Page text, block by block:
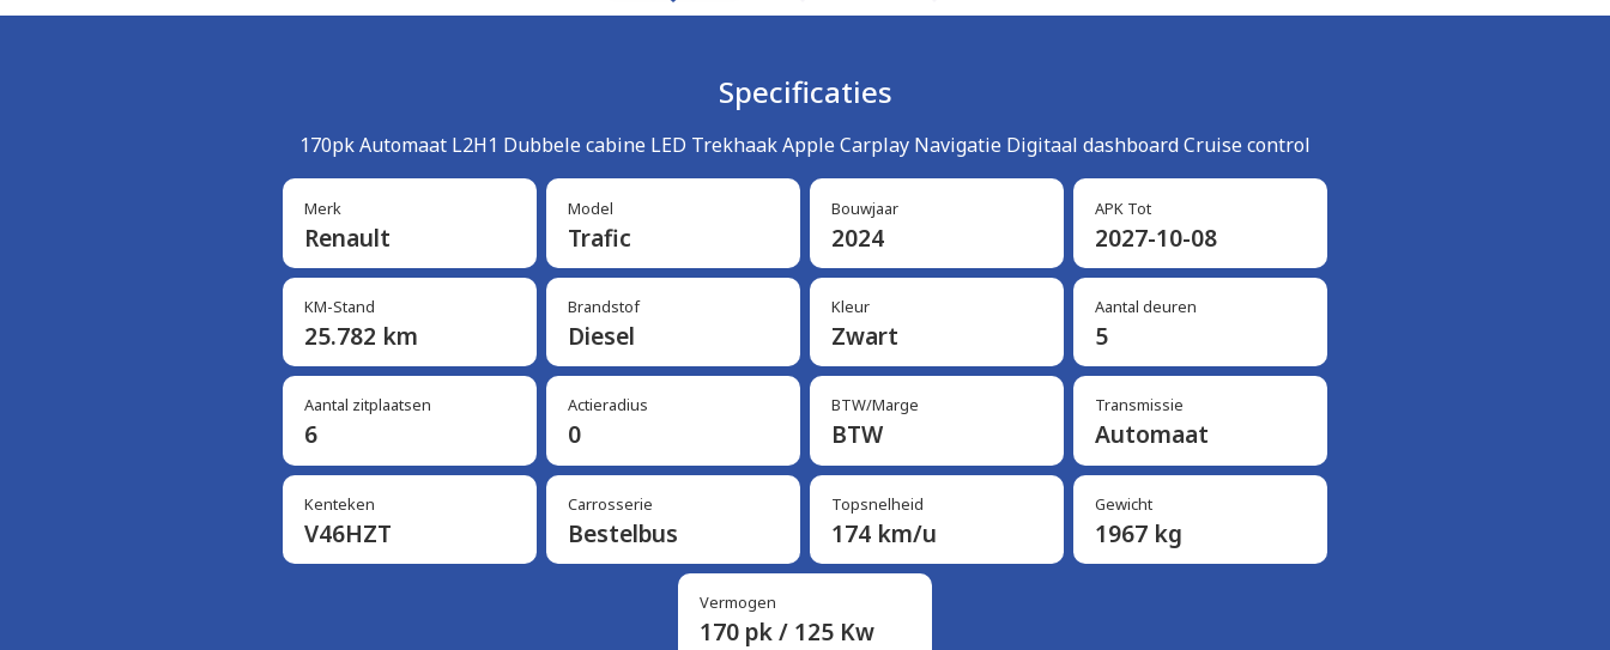
Specificaties
170pk Automaat L2H1 Dubbele cabine LED Trekhaak Apple Carplay Navigatie Digitaal dashboard Cruise control
Merk
Renault
Model
Trafic
Bouwjaar
2024
APK Tot
2027-10-08
KM-Stand
25.782 km
Brandstof
Diesel
Kleur
Zwart
Aantal deuren
5
Aantal zitplaatsen
6
Actieradius
0
BTW/Marge
BTW
Transmissie
Automaat
Kenteken
V46HZT
Carrosserie
Bestelbus
Topsnelheid
174 km/u
Gewicht
1967 kg
Vermogen
170 pk / 125 Kw